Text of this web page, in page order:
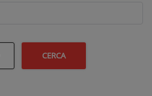
CERCA